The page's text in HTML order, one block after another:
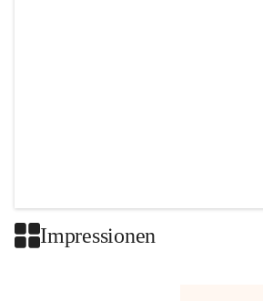
Impressionen